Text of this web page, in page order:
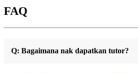
FAQ
Q: Bagaimana nak dapatkan tutor?